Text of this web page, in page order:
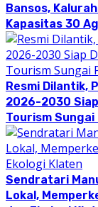
Bansos,
Kapasitas 30
Resmi Dilantik,
2026-2030
Tourism Sungai
Sendratari
Lokal,